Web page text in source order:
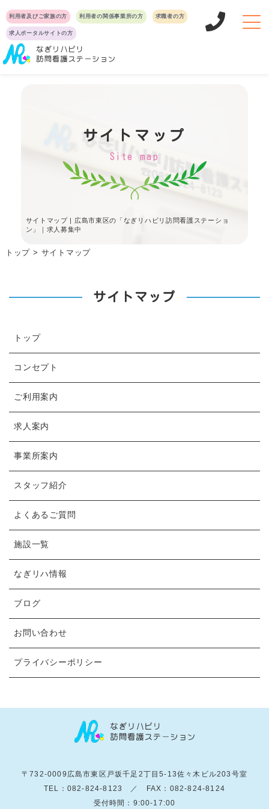
利用者及びご家族の方 利用者の関係事業所の方 求職者の方
求人ポータルサイトの方
サイトマップ | 広島市東区の「なぎリハビリ訪問看護ステーショ
ン」｜求人募集中
サイトマップ
Site map
トップ サイトマップ
サイトマップ
トップ
コンセプト
ご利用案内
求人案内
事業所案内
スタッフ紹介
よくあるご質問
施設一覧
なぎリハ情報
ブログ
お問い合わせ
プライバシーポリシー
〒732-0009広島市東区戸坂千足2丁目5-13佐々木ビル203号室
TEL：082-824-8123 ／ FAX：082-824-8124
受付時間：9:00-17:00